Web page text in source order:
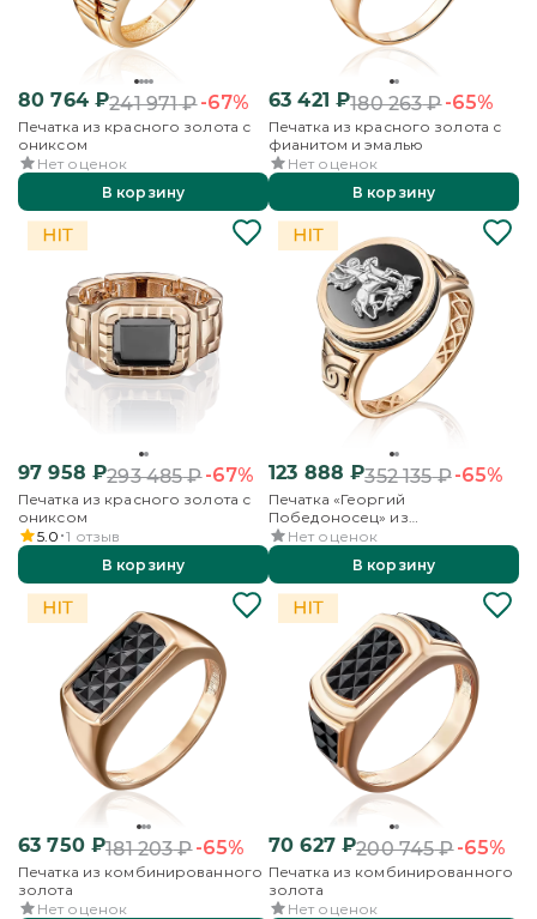
80 764₽241 971₽-67%
Печатка из красного золота с
ониксом
Нет оценок
В корзину
63 421 ₽180 263₽-65%
Печатка из красного золота с
фианитом и эмалью
Нет оценок
В корзину
97 958 ₽293 485₽-67%
Печатка из красного золота с
ониксом
5.0 1 отзыв
В корзину
123 888 ₽352 135₽-65%
Печатка «Георгий
Победоносец» из
комбинированного золота с
эмалью
Нет оценок
В корзину
63 750₽181 203₽-65%
Печатка из комбинированного
золота
Нет оценок
70 627₽200 745₽-65%
Печатка из комбинированного
золота
Нет оценок